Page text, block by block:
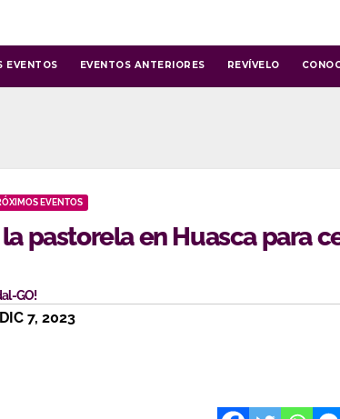
EVENTOS EVENTOS ANTERIORES REVÍVELO
EVENTOS
pastorela en Huasca para
GO!
DIC 7, 2023